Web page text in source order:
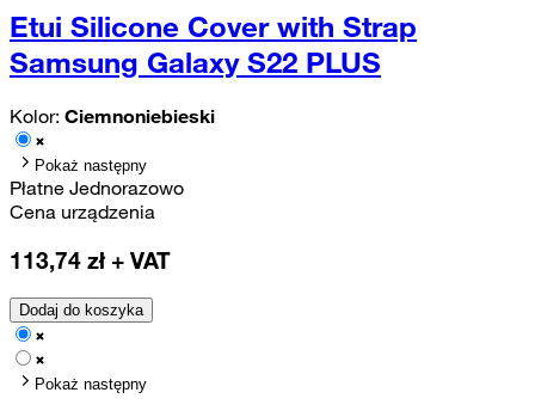
Etui Silicone Cover with Strap
Samsung Galaxy S22 PLUS
Kolor: Ciemnoniebieski
Pokaż następny
Płatne Jednorazowo
Cena urządzenia
113,74 zł + VAT
Dodaj do koszyka
Pokaż następny